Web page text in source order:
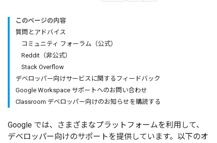
このページの内容
質問とアドバイス
コミュニティ フォーラム（公式）
Reddit（非公式）
Stack Overflow
デベロッパー向けサービスに関するフィードバック
Google Workspace サポートへのお問い合わせ
Classroom デベロッパー向けのお知らせを購読する
Google では、さまざまなプラットフォームを利用して、
デベロッパー向けのサポートを提供しています。以下のオ